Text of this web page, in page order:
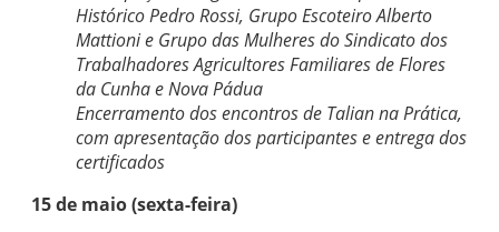
Histórico Pedro Rossi, Grupo Escoteiro Alberto
Mattioni e Grupo das Mulheres do Sindicato dos
Trabalhadores Agricultores Familiares de Flores
da Cunha e Nova Pádua
Encerramento dos encontros de Talian na Prática,
com apresentação dos participantes e entrega dos
certificados
15 de maio (sexta-feira)